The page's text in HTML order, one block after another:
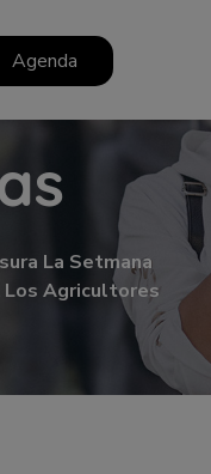
Agenda
La Setmana
Los Agricultores